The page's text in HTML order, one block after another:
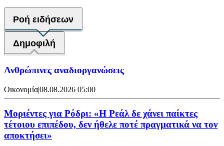
Ροή ειδήσεων
Δημοφιλή
Ανθρώπινες αναδιοργανώσεις
Οικονομία|08.08.2026 05:00
Μοριέντες για Ρόδρι: «Η Ρεάλ δε χάνει παίκτες
τέτοιου επιπέδου, δεν ήθελε ποτέ πραγματικά να τον
αποκτήσει»